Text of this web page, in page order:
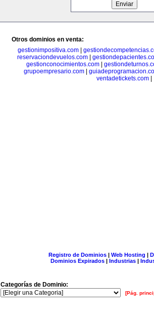
Otros dominios en venta:
gestionimpositiva.com
reservaciondevuelos.com
gestionconocimientos.com
grupoempresario.com|
ventadetickets.com
Registro de Dominios| Web Hosting |
Dominios Expirados | Industrias |
Categorías de Dominio:
[Pág.